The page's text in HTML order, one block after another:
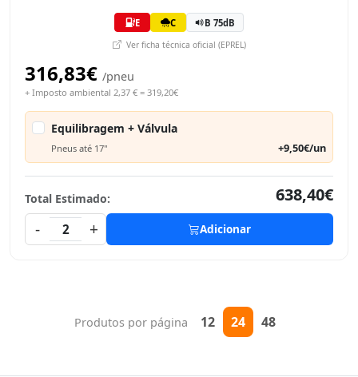
E C B 75dB
Ver ficha técnica oficial (EPREL)
316,83€ /pneu
+ Imposto ambiental 2,37 € = 319,20€
Equilibragem + Válvula
Pneus até 17" +9,50€/un
Total Estimado:
638,40€
-
2 + Adicionar
Produtos por página 12 24 48